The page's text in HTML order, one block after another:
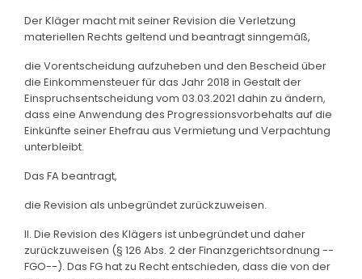
Der Kläger macht mit seiner Revision die Verletzung
materiellen Rechts geltend und beantragt sinngemäß,
die Vorentscheidung aufzuheben und den Bescheid über
die Einkommensteuer für das Jahr 2018 in Gestalt der
Einspruchsentscheidung vom 03.03.2021 dahin zu ändern,
dass eine Anwendung des Progressionsvorbehalts auf die
Einkünfte seiner Ehefrau aus Vermietung und Verpachtung
unterbleibt.
Das FA beantragt,
die Revision als unbegründet zurückzuweisen.
II. Die Revision des Klägers ist unbegründet und daher
zurückzuweisen (§ 126 Abs. 2 der Finanzgerichtsordnung --
FGO--). Das FG hat zu Recht entschieden, dass die von der